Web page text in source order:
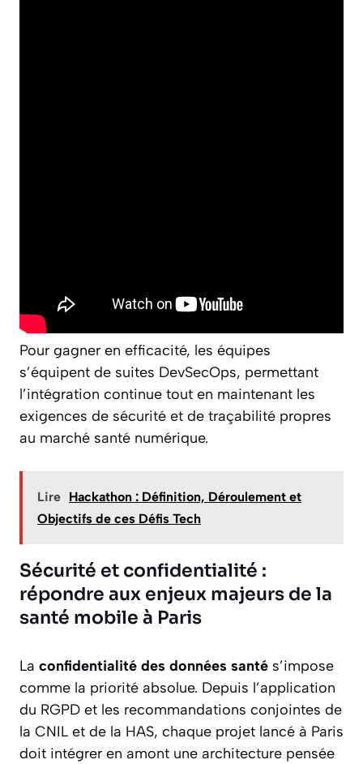
Pour gagner en efficacité, les équipes
s’équipent de suites DevSecOps, permettant
l’intégration continue tout en maintenant les
exigences de sécurité et de traçabilité propres
au marché santé numérique.
Lire Hackathon : Définition, Déroulement et
Objectifs de ces Défis Tech
Sécurité et confidentialité :
répondre aux enjeux majeurs de la
santé mobile à Paris
La confidentialité des données santé s’impose
comme la priorité absolue. Depuis l’application
du RGPD et les recommandations conjointes de
la CNIL et de la HAS, chaque projet lancé à Paris
doit intégrer en amont une architecture pensée